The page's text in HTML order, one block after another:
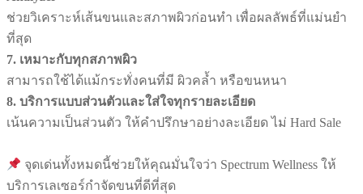
ช่วยวิเคราะห์เส้นขนและสภาพผิวก่อนทำ เพื่อผลลัพธ์ที่แม่นยำ
ที่สุด
7. เหมาะกับทุกสภาพผิว
สามารถใช้ได้แม้กระทั่งคนที่มี ผิวคล้ำ หรือขนหนา
8. บริการแบบส่วนตัวและใส่ใจทุกรายละเอียด
เน้นความเป็นส่วนตัว ให้คำปรึกษาอย่างละเอียด ไม่ Hard Sale
จุดเด่นทั้งหมดนี้ช่วยให้คุณมั่นใจว่า Spectrum Wellness ให้
บริการเลเซอร์กำจัดขนที่ดีที่สุด